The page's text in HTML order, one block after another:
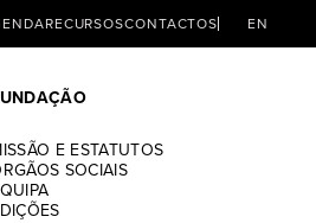
RECURSOSCONTACTOS EN
E ESTATUTOS
SOCIAIS